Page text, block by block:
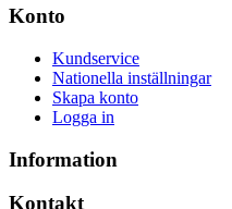
Konto
Kundservice
Nationella inställningar
Skapa konto
Logga in
Information
Kontakt